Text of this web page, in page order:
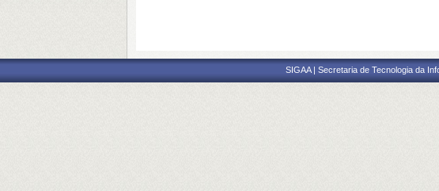
SIGAA | Secretaria de Tecnologia da